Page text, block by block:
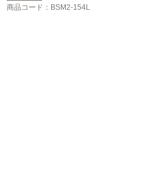
商品コード ：BSM2-154L